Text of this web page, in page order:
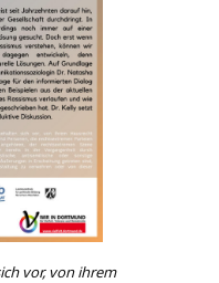
vor, von ihrem